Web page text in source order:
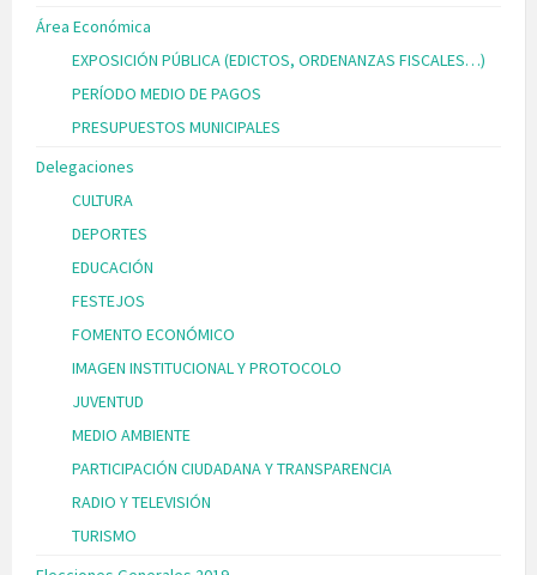
Área Económica
EXPOSICIÓN PÚBLICA (EDICTOS, ORDENANZAS FISCALES…)
PERÍODO MEDIO DE PAGOS
PRESUPUESTOS MUNICIPALES
Delegaciones
CULTURA
DEPORTES
EDUCACIÓN
FESTEJOS
FOMENTO ECONÓMICO
IMAGEN INSTITUCIONAL Y PROTOCOLO
JUVENTUD
MEDIO AMBIENTE
PARTICIPACIÓN CIUDADANA Y TRANSPARENCIA
RADIO Y TELEVISIÓN
TURISMO